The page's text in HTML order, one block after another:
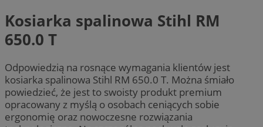
Kosiarka spalinowa Stihl RM
650.0 T
Odpowiedzią na rosnące wymagania klientów jest
kosiarka spalinowa Stihl RM 650.0 T. Można śmiało
powiedzieć, że jest to swoisty produkt premium
opracowany z myślą o osobach ceniących sobie
ergonomię oraz nowoczesne rozwiązania